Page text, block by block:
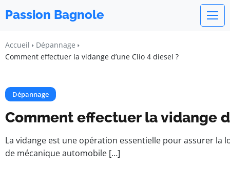
Passion Bagnole
Accueil
Dépannage
Comment effectuer la vidange d’une Clio 4 diesel ?
Dépannage
Comment effectuer la vidange
La vidange est une opération essentielle pour assurer la
de mécanique automobile […]